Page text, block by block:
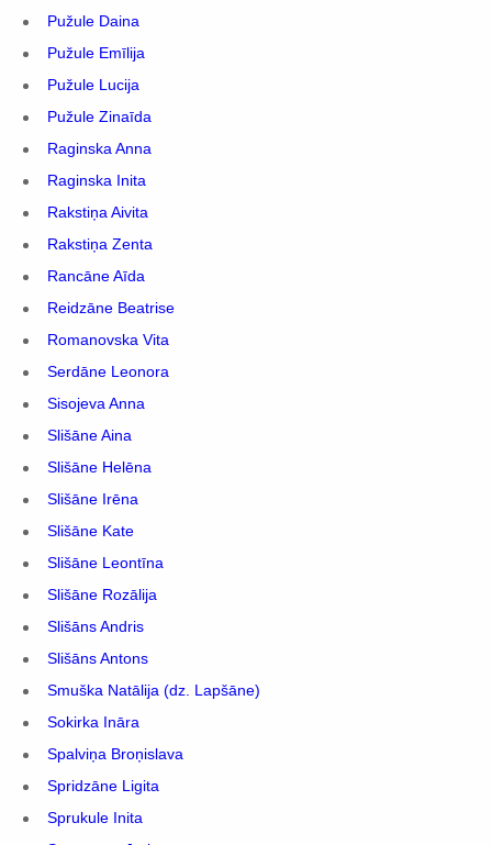
Pužule Daina
Pužule Emīlija
Pužule Lucija
Pužule Zinaīda
Raginska Anna
Raginska Inita
Rakstiņa Aivita
Rakstiņa Zenta
Rancāne Aīda
Reidzāne Beatrise
Romanovska Vita
Serdāne Leonora
Sisojeva Anna
Slišāne Aina
Slišāne Helēna
Slišāne Irēna
Slišāne Kate
Slišāne Leontīna
Slišāne Rozālija
Slišāns Andris
Slišāns Antons
Smuška Natālija (dz. Lapšāne)
Sokirka Ināra
Spalviņa Broņislava
Spridzāne Ligita
Sprukule Inita